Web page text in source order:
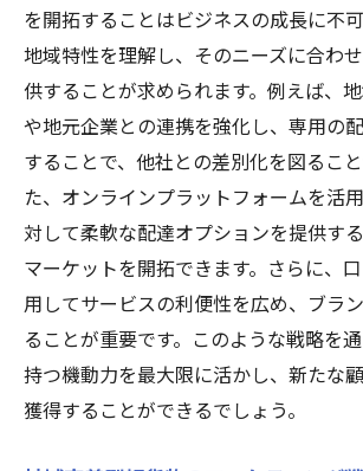
を開拓することはビジネスの成長に不可
地域特性を理解し、そのニーズに合わ
供することが求められます。例えば、
や地元企業との連携を強化し、専用の
することで、他社との差別化を図るこ
た、オンラインプラットフォームを活
対して柔軟な配達オプションを提供す
マーケットを開拓できます。さらに、
用してサービスの利便性を広め、ブラ
ることが重要です。このような戦略を
持つ機動力を最大限に活かし、新たな
獲得することができるでしょう。